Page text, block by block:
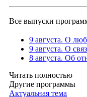
Все выпуски
9 августа. О
9 августа. О
8 августа. Об
Читать полностью
Другие программы
Актуальная тема